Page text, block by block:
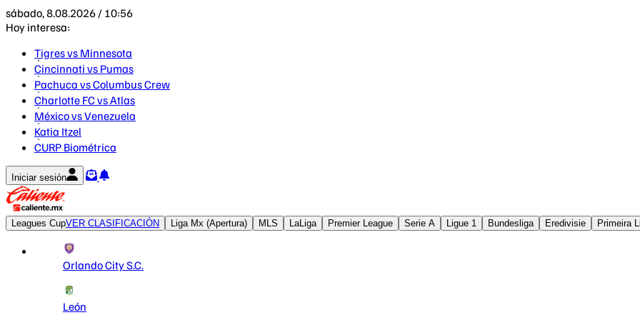
sábado, 8.08.2026 / 10:56
Hoy interesa:
Tigres vs Minnesota
Cincinnati vs Pumas
Pachuca vs Columbus Crew
Charlotte FC vs Atlas
México vs Venezuela
Katia Itzel
CURP Biométrica
Iniciar sesión
Leagues CupVER CLASIFICACIÓN Liga Mx (Apertura) MLS LaLiga Premier League Serie A Ligue 1 Bundesliga Eredivisie Primeira
Orlando City S.C.
León